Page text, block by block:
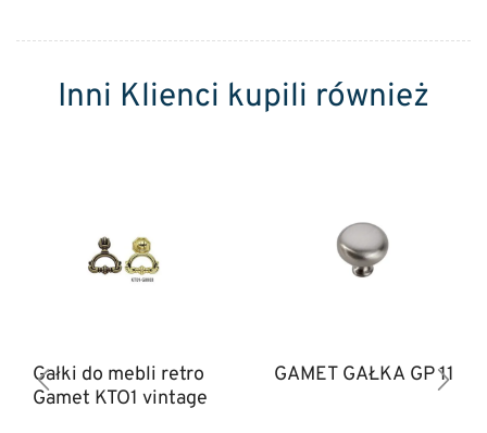
Inni Klienci kupili również
Gałki do mebli retro
Gamet KTO1 vintage
GAMET GAŁKA GP 11